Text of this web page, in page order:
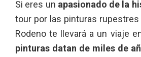
Si eres un apasionado de la
tour por las pinturas
Rodeno te llevará a un viaje
pinturas datan de miles de